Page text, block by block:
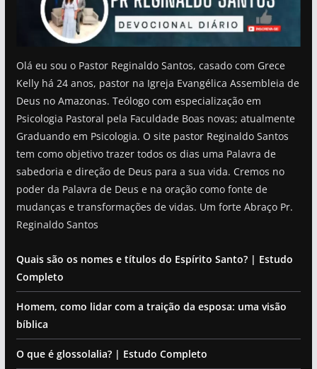
Olá eu sou o Pastor Reginaldo Santos, casado com Grece
Kelly há 24 anos, pastor na Igreja Evangélica Assembleia de
Deus no Amazonas. Teólogo com especialização em
Psicologia Pastoral pela Faculdade Boas novas; atualmente
Graduando em Psicologia. O site pastor Reginaldo Santos
tem como objetivo trazer todos os dias uma Palavra de
sabedoria e direção de Deus para a sua vida. Cremos no
poder da Palavra de Deus e na oração como fonte de
mudanças e transformações de vidas. Um forte Abraço Pr.
Reginaldo Santos
Quais são os nomes e títulos do Espírito Santo? | Estudo
Completo
Homem, como lidar com a traição da esposa: uma visão
bíblica
O que é glossolalia? | Estudo Completo